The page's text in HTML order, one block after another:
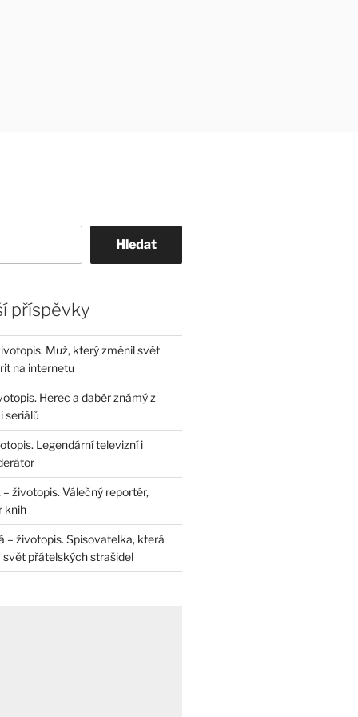
Hledat
příspěvky
Muž, který změnil svět
na internetu
Herec a dabér známý z
seriálů
Legendární televizní i
životopis. Válečný reportér,
knih
– životopis. Spisovatelka, která
přátelských strašidel